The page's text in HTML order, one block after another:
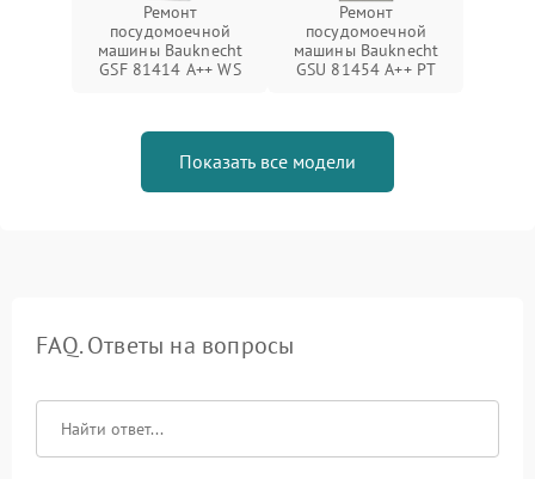
Ремонт
посудомоечной
машины Bauknecht
GSF 81414 A++ WS
Ремонт
посудомоечной
машины Bauknecht
GSU 81454 A++ PT
Показать все модели
FAQ. Ответы на вопросы